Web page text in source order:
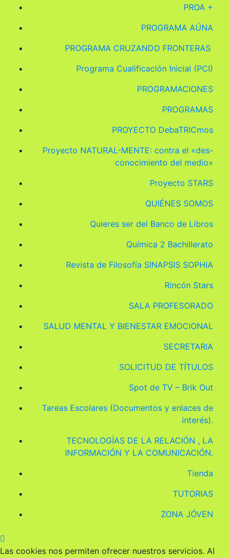
PROA +
PROGRAMA AÚNA
PROGRAMA CRUZANDO FRONTERAS
Programa Cualificación Inicial (PCI)
PROGRAMACIONES
PROGRAMAS
PROYECTO DebaTRICmos
Proyecto NATURAL-MENTE: contra el «des-
conocimiento del medio»
Proyecto STARS
QUIÉNES SOMOS
Quieres ser del Banco de Libros
Química 2 Bachillerato
Revista de Filosofía SINAPSIS SOPHIA
Rincón Stars
SALA PROFESORADO
SALUD MENTAL Y BIENESTAR EMOCIONAL
SECRETARIA
SOLICITUD DE TÍTULOS
Spot de TV – Brik Out
Tareas Escolares (Documentos y enlaces de
interés).
TECNOLOGÍAS DE LA RELACIÓN , LA
INFORMACIÓN Y LA COMUNICACIÓN.
Tienda
TUTORIAS
ZONA JÓVEN
Las cookies nos permiten ofrecer nuestros servicios. Al